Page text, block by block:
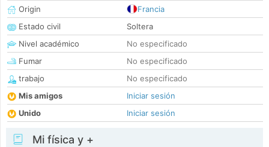
Origin
Francia
Estado civil
Soltera
Nivel académico
No especificado
Fumar
No especificado
trabajo
No especificado
Mis amigos
Iniciar sesión
Unido
Iniciar sesión
Mi física y +